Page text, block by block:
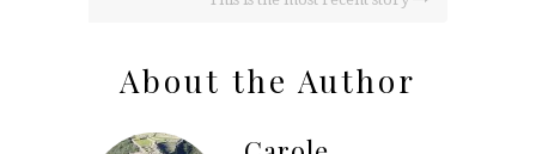
About the Author